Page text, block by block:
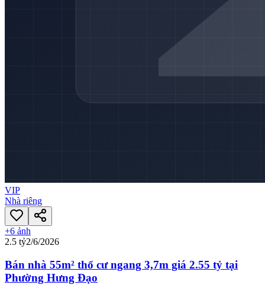
VIP
Nhà riêng
+6 ảnh
2.5 tỷ2/6/2026
Bán nhà 55m² thổ cư ngang 3,7m giá 2.55 tỷ tại
Phường Hưng Đạo